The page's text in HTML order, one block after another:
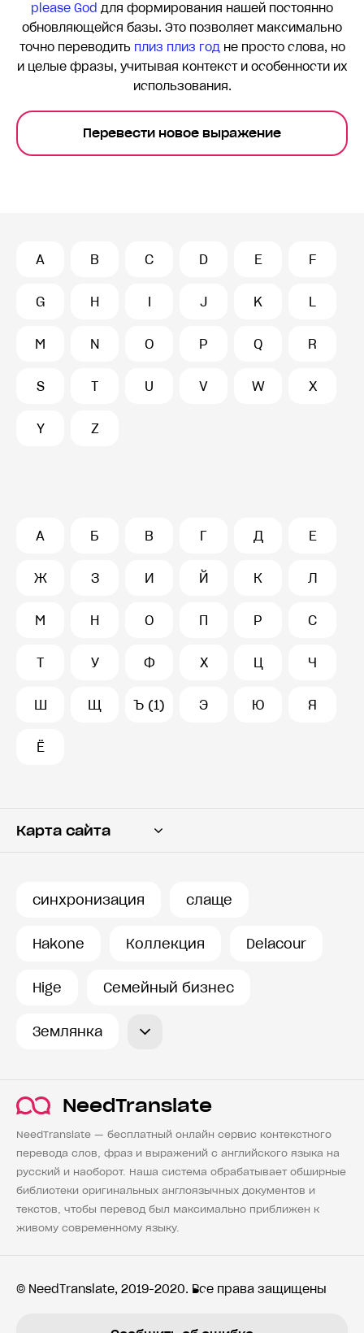
please God для формирования нашей постоянно
обновляющейся базы. Это позволяет максимально
точно переводить плиз плиз годне просто слова, но
и целые фразы, учитывая контекст и особенности их
использования.
Перевести новое выражение
A B C D E F
G H I J K L
M N O P Q R
S T U V W X
Y Z
А Б В Г Д Е
Ж З И Й К Л
М Н О П Р С
Т У Ф Х Ц Ч
Ш Щ Ъ (1) Э Ю Я
Ё
Карта сайта
синхронизация слаще
Hakone Коллекция Delacour
Hige Семейный бизнес
Землянка
NeedTranslate
NeedTranslate — бесплатный онлайн сервис контекстного
перевода слов, фраз и выражений с английского языка на
русский и наоборот. Наша система обрабатывает обширные
библиотеки оригинальных англоязычных документов и
текстов, чтобы перевод был максимально приближен к
живому современному языку.
© NeedTranslate, 2019-2020. Все права защищены